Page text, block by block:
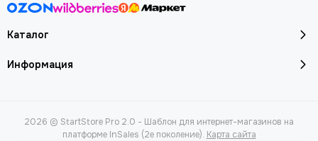
Каталог
Информация
2026 © StartStore Pro 2.0 - Шаблон для интернет-магазинов на
платформе InSales (2е поколение). Карта сайта